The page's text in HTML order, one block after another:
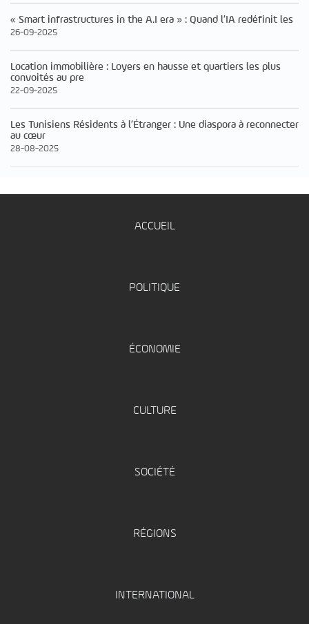
« Smart infrastructures in the A.I era » : Quand l’IA redéfinit les
26-09-2025
Location immobilière : Loyers en hausse et quartiers les plus
convoités au pre
22-09-2025
Les Tunisiens Résidents à l’Étranger : Une diaspora à reconnecter
au cœur
28-08-2025
ACCUEIL
POLITIQUE
ÉCONOMIE
CULTURE
SOCIÉTÉ
RÉGIONS
INTERNATIONAL